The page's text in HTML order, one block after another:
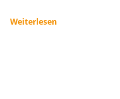
Weiterlesen